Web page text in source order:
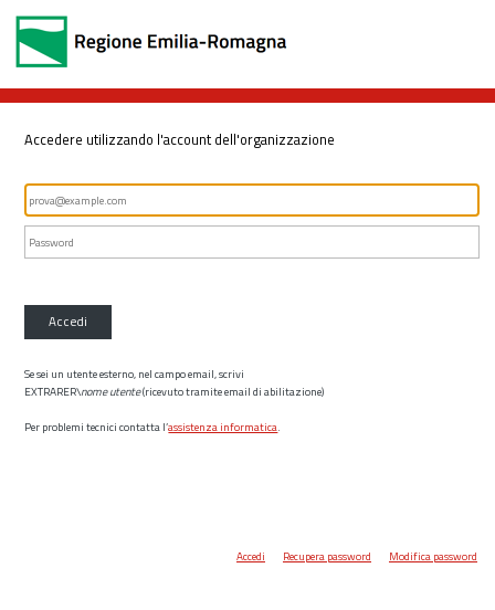
Accedere utilizzando l'account dell'organizzazione
Accedi
Se sei un utente esterno, nel campo email, scrivi
EXTRARER\nome utente(ricevuto tramite email di abilitazione)
Per problemi tecnici contatta l’assistenza informatica.
Accedi Recupera password Modifica password